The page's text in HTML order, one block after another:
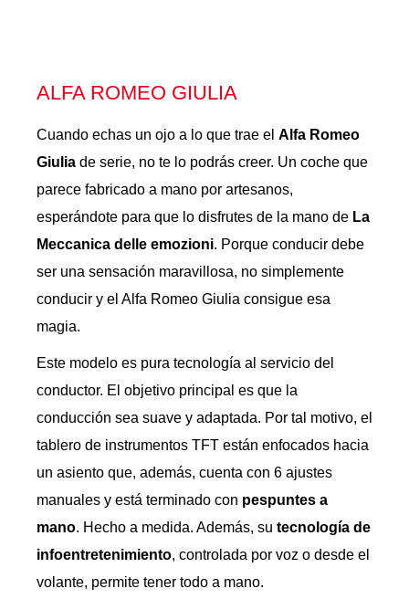
ALFA ROMEO GIULIA
Cuando echas un ojo a lo que trae el Alfa Romeo
Giulia de serie, no te lo podrás creer. Un coche que
parece fabricado a mano por artesanos,
esperándote para que lo disfrutes de la mano de La
Meccanica delle emozioni. Porque conducir debe
ser una sensación maravillosa, no simplemente
conducir y el Alfa Romeo Giulia consigue esa
magia.
Este modelo es pura tecnología al servicio del
conductor. El objetivo principal es que la
conducción sea suave y adaptada. Por tal motivo, el
tablero de instrumentos TFT están enfocados hacia
un asiento que, además, cuenta con 6 ajustes
manuales y está terminado con pespuntes a
mano. Hecho a medida. Además, su tecnología de
infoentretenimiento, controlada por voz o desde el
volante, permite tener todo a mano.